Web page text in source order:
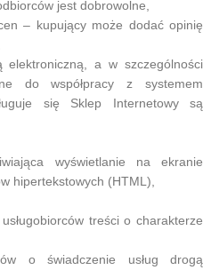
jest dobrowolne,
– kupujący może dodać opinię
elektroniczną, a w szczególności
do współpracy z systemem
się Sklep Internetowy są
wyświetlanie na ekranie
hipertekstowych (HTML),
treści o charakterze
o świadczenie usług drogą